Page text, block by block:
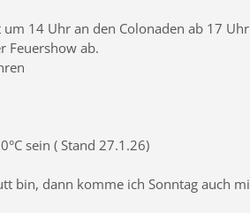
14 Uhr an den Colonaden ab 17
Feuershow ab.
sein ( Stand 27.1.26)
bin, dann komme ich Sonntag auch